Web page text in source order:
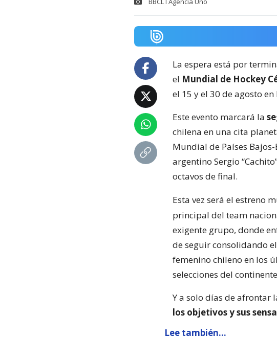
La espera está por
el Mundial de Hockey
el 15 y el 30 de agosto en
Este evento marcará la
chilena en una cita
Mundial de Países
argentino Sergio
octavos de final.
Esta vez será el estreno
principal del team
exigente grupo, donde
de seguir consolidando
femenino chileno en los
selecciones del
Y a solo días de afrontar
los objetivos y sus
Lee también...